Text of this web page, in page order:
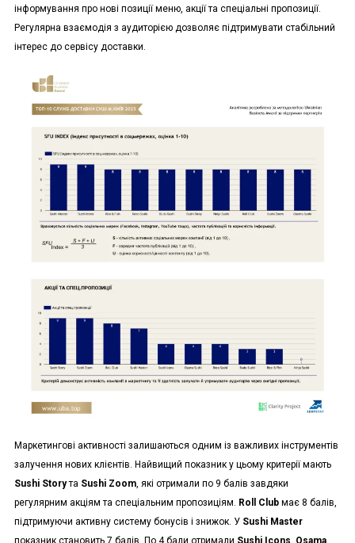
інформування про нові позиції меню, акції та спеціальні пропозиції.
Регулярна взаємодія з аудиторією дозволяє підтримувати стабільний
інтерес до сервісу доставки.
Маркетингові активності залишаються одним із важливих інструментів
залучення нових клієнтів. Найвищий показник у цьому критерії мають
Sushi Storyта Sushi Zoom, які отримали по 9 балів завдяки
регулярним акціям та спеціальним пропозиціям. Roll Clubмає 8 балів,
підтримуючи активну систему бонусів і знижок. У Sushi Master
показник становить 7 балів. По 4 бали отримали Sushi Icons, Osama